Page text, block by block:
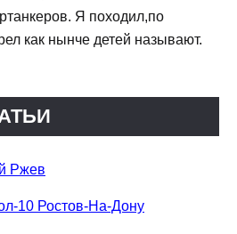
Я походил,по
как нынче детей называют.
Ржев
10 Ростов-На-Дону